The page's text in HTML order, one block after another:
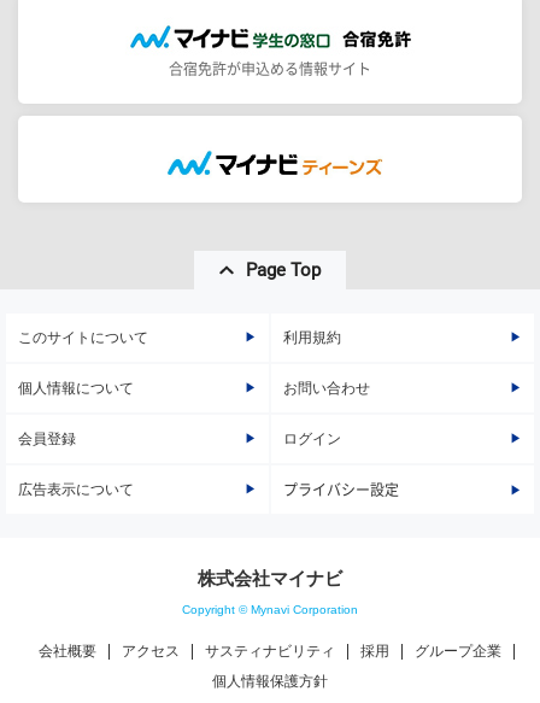
合宿免許が申込める情報サイト
Page Top
このサイトについて 利用規約
個人情報について お問い合わせ
会員登録 ログイン
広告表示について プライバシー設定
株式会社マイナビ
Copyright © Mynavi Corporation
会社概要 アクセス サスティナビリティ 採用
グループ企業
個人情報保護方針